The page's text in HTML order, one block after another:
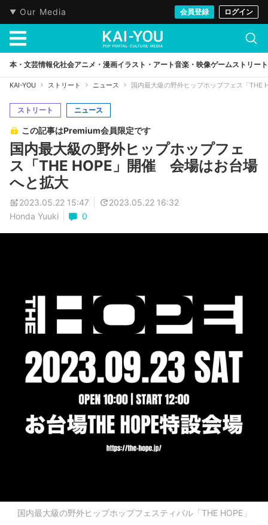
Our Media 会員登録 ログイン
本・文芸情報化社会アニメ・漫画イラスト・アート音楽・映像ゲームストリート
KAI-YOU ストリート ニュース 国内最大級の野外ヒップホップフェス「
ストリート ニュース
この記事はPremium会員限定です
国内最大級の野外ヒップホップフェ
ス「THE HOPE」開催 会場はお台場
へと拡大
2023.05.22 15:47
2023.05.22 16:32
Honda Yuuki
0
国内最大級の野外ヒップホップフェスティバル「THE HOPE」